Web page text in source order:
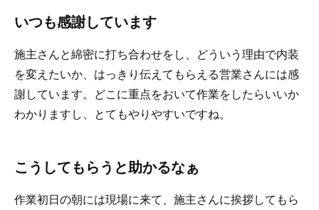
いつも感謝しています
施主さんと綿密に打ち合わせをし、どういう理由で内装
を変えたいか、はっきり伝えてもらえる営業さんには感
謝しています。どこに重点をおいて作業をしたらいいか
わかりますし、とてもやりやすいですね。
こうしてもらうと助かるなぁ
作業初日の朝には現場に来て、施主さんに挨拶してもら